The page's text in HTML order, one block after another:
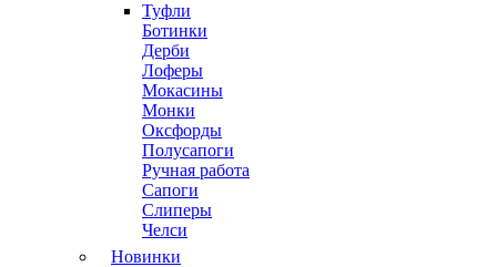
Туфли
Ботинки
Дерби
Лоферы
Мокасины
Монки
Оксфорды
Полусапоги
Ручная работа
Сапоги
Слиперы
Челси
Новинки